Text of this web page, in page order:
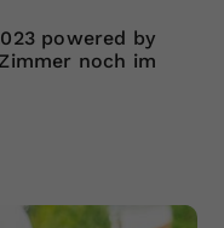
powered by
noch im